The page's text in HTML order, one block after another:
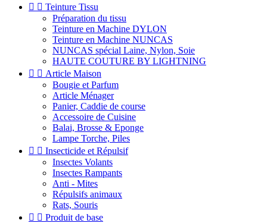
  Teinture Tissu
Préparation du tissu
Teinture en Machine DYLON
Teinture en Machine NUNCAS
NUNCAS spécial Laine, Nylon, Soie
HAUTE COUTURE BY LIGHTNING
  Article Maison
Bougie et Parfum
Article Ménager
Panier, Caddie de course
Accessoire de Cuisine
Balai, Brosse & Eponge
Lampe Torche, Piles
  Insecticide et Répulsif
Insectes Volants
Insectes Rampants
Anti - Mites
Répulsifs animaux
Rats, Souris
  Produit de base